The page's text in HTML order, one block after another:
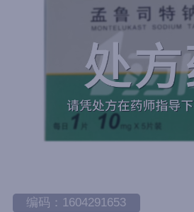
编码：1604291653